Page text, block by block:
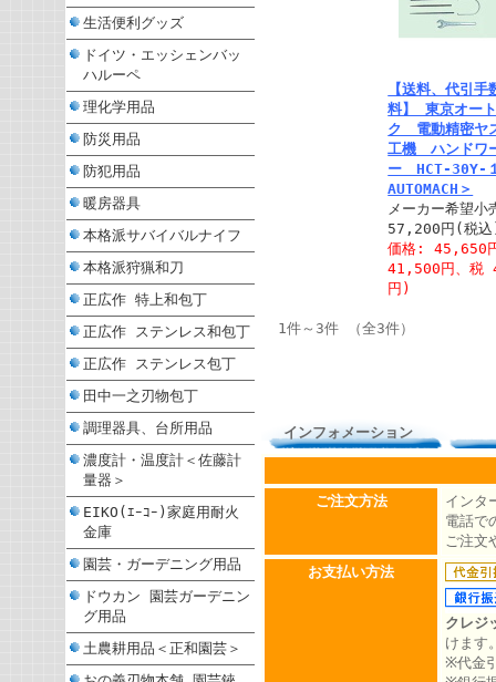
生活便利グッズ
ドイツ・エッシェンバッ
ハルーペ
理化学用品
防災用品
防犯用品
暖房器具
本格派サバイバルナイフ
本格派狩猟和刀
正広作 特上和包丁
正広作 ステンレス和包丁
正広作 ステンレス包丁
田中一之刃物包丁
調理器具、台所用品
濃度計・温度計＜佐藤計
量器＞
EIKO(ｴｰｺｰ)家庭用耐火
金庫
園芸・ガーデニング用品
ドウカン 園芸ガーデニン
グ用品
土農耕用品＜正和園芸＞
【送料、代引手
料】 東京オー
ク 電動精密ヤ
工機 ハンドワ
ー HCT-30Y-
AUTOMACH＞
メーカー希望小
57,200円(税
価格: 45,650
41,500円、税
円)
1件～3件 （全3件）
インフォメーション
ご注文方法
インタ
電話で
ご注文
お支払い方法
クレジ
けます
※代金